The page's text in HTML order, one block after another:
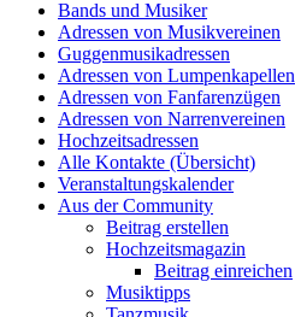
Bands und Musiker
Adressen von Musikvereinen
Guggenmusikadressen
Adressen von Lumpenkapellen
Adressen von Fanfarenzügen
Adressen von Narrenvereinen
Hochzeitsadressen
Alle Kontakte (Übersicht)
Veranstaltungskalender
Aus der Community
Beitrag erstellen
Hochzeitsmagazin
Beitrag einreichen
Musiktipps